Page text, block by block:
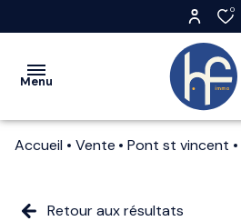
0
Menu
achat
Accueil Vente Pont st vincent
Retour aux résultats